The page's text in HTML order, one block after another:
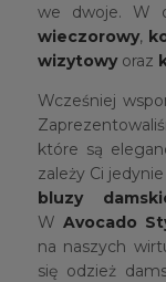
we dwoje. W
wieczorowy,
wizytowyoraz
Wcześniej
które są
zależy Ci
bluzy
W Avocado
na naszych
się odzież